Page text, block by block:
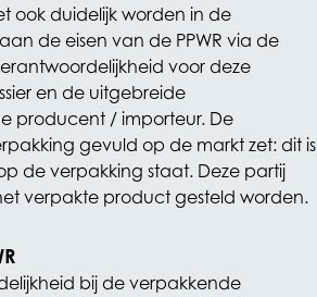
ook duidelijk worden in de
de eisen van de PPWR via de
voor deze
en de uitgebreide
producent / importeur. De
gevuld op de markt zet: dit is
de verpakking staat. Deze partij
verpakte product gesteld worden.
bij de verpakkende